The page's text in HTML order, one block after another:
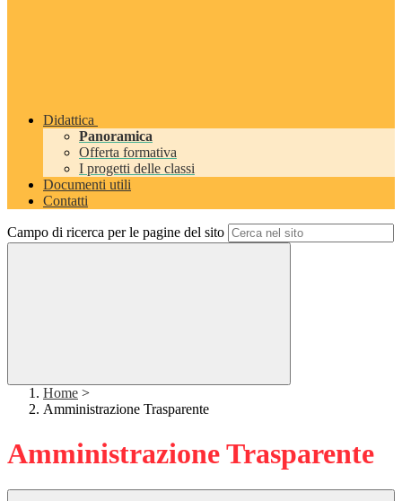
Didattica
Panoramica
Offerta formativa
I progetti delle classi
Documenti utili
Contatti
Campo di ricerca per le pagine del sito
Home >
Amministrazione Trasparente
Amministrazione Trasparente